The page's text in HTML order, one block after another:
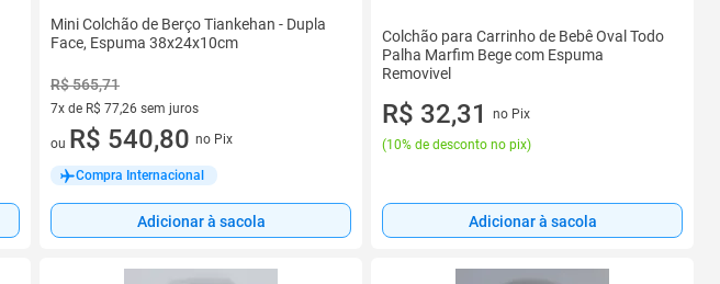
Mini Colchão de Berço Tiankehan - Dupla
Face, Espuma 38x24x10cm
R$ 565,71
7x de R$ 77,26 sem juros
7 vez de R$ 77,26 sem juros
ou R$ 540,80 no Pix
Compra Internacional
Adicionar à sacola
Colchão para Carrinho de Bebê Oval Todo
Palha Marfim Bege com Espuma
Removivel
R$ 32,31
no Pix
(10% de desconto no pix)
Adicionar à sacola